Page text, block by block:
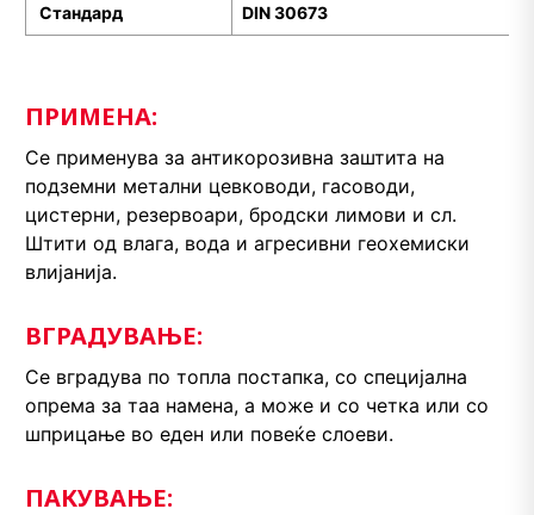
Стандард DIN 30673
ПРИМЕНА:
Се применува за антикорозивна заштита на
подземни метални цевководи, гасоводи,
цистерни, резервоари, бродски лимови и сл.
Штити од влага, вода и агресивни геохемиски
влијанија.
ВГРАДУВАЊЕ:
Се вградува по топла постапка, со специјална
опрема за таа намена, а може и со четка или со
шприцање во еден или повеќе слоeви.
ПАКУВАЊЕ: